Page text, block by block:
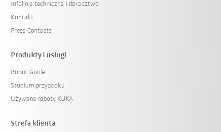
Infolinia techniczna i doradztwo
Kontakt
Press Contacts
Produkty i usługi
Robot Guide
Studium przypadku
Używane roboty KUKA
Strefa klienta